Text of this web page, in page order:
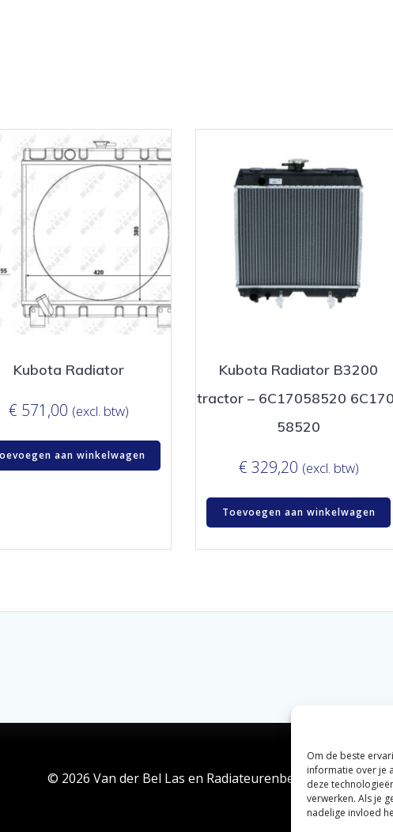
Om de beste
informatie over je
deze
verwerken. Als je
nadelige invloed
Kubota Radiator
€ 571,00 (excl. btw)
aan winkelwagen
Kubota Radiator B3200
tractor – 6C17058520
58520
€ 329,20 (excl. btw)
Toevoegen aan winkelwagen
© 2026 Van der Bel Las en Radiateurenbedrijf.